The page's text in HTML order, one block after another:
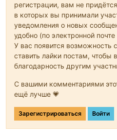
регистрации, вам не
в которых вы принимали
уведомления о новых
удобно (по электронной
У вас появится возможность
ставить лайки постам, чтобы
благодарность другим
С вашими комментариями
ещё лучше 💗
Зарегистрироваться Войти